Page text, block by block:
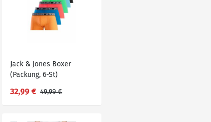
Jack & Jones Boxer
(Packung, 6-St)
Blau|bunt|grün|schwarz
32,99 € 49,99 €